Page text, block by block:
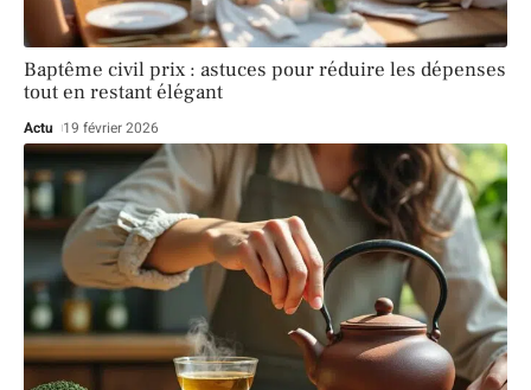
Baptême civil prix : astuces pour réduire les dépenses
tout en restant élégant
Actu 19 février 2026